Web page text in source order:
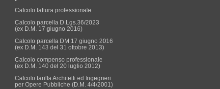
Calcolo fattura professionale
Calcolo parcella D.Lgs.36/2023
(ex D.M. 17 giugno 2016)
Calcolo parcella DM 17 giugno 2016
(ex D.M. 143 del 31 ottobre 2013)
Calcolo compenso professionale
(ex D.M. 140 del 20 luglio 2012)
Calcolo tariffa Architetti ed Ingegneri
per Opere Pubbliche (D.M. 4/4/2001)